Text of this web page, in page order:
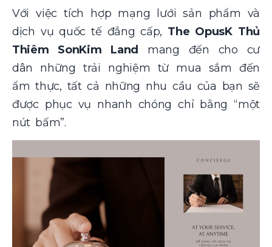
Với việc tích hợp mạng lưới sản phẩm và
dịch vụ quốc tế đẳng cấp, The OpusK Thủ
Thiêm SonKim Land mang đến cho cư
dân những trải nghiệm từ mua sắm đến
ẩm thực, tất cả những nhu cầu của bạn sẽ
được phục vụ nhanh chóng chỉ bằng “một
nút bấm”.